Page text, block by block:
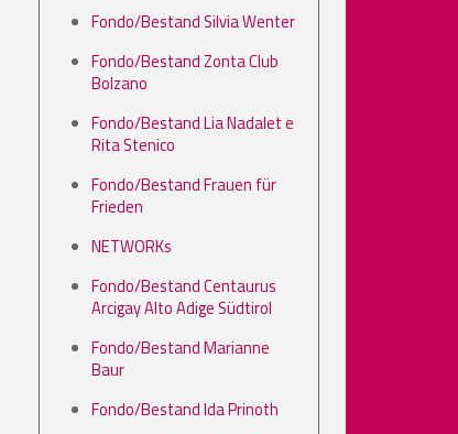
Fondo/Bestand Silvia Wenter
Fondo/Bestand Zonta Club
Bolzano
Fondo/Bestand Lia Nadalet e
Rita Stenico
Fondo/Bestand Frauen für
Frieden
NETWORKs
Fondo/Bestand Centaurus
Arcigay Alto Adige Südtirol
Fondo/Bestand Marianne
Baur
Fondo/Bestand Ida Prinoth